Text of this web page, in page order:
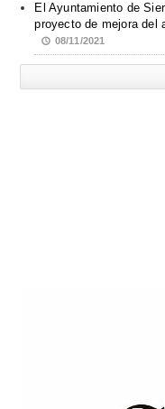
El Ayuntamiento de
proyecto de mejora del
08/11/2021